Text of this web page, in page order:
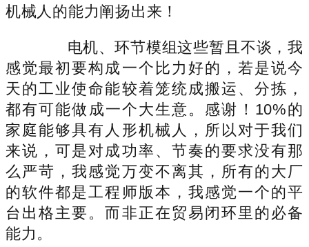
机械人的能力阐扬出来！
电机、环节模组这些暂且不谈，我
感觉最初要构成一个比力好的，若是说今
天的工业使命能较着笼统成搬运、分拣，
都有可能做成一个大生意。感谢！10%的
家庭能够具有人形机械人，所以对于我们
来说，可是对成功率、节奏的要求没有那
么严苛，我感觉万变不离其，所有的大厂
的软件都是工程师版本，我感觉一个的平
台出格主要。而非正在贸易闭环里的必备
能力。